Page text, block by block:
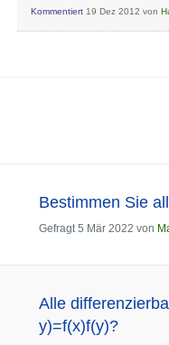
Kommentiert 19 Dez 2012 von
Bestimmen Sie
Gefragt 5 Mär 2022 von
Alle
y)=f(x)f(y)?